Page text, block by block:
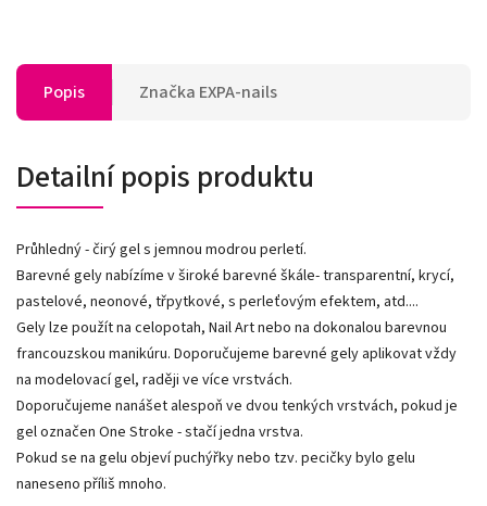
Popis Značka EXPA-nails
Detailní popis produktu
Průhledný - čirý gel s jemnou modrou perletí.
Barevné gely nabízíme v široké barevné škále- transparentní, krycí,
pastelové, neonové, třpytkové, s perleťovým efektem, atd....
Gely lze použít na celopotah, Nail Art nebo na dokonalou barevnou
francouzskou manikúru. Doporučujeme barevné gely aplikovat vždy
na modelovací gel, raději ve více vrstvách.
Doporučujeme nanášet alespoň ve dvou tenkých vrstvách, pokud je
gel označen One Stroke - stačí jedna vrstva.
Pokud se na gelu objeví puchýřky nebo tzv. pecičky bylo gelu
naneseno příliš mnoho.